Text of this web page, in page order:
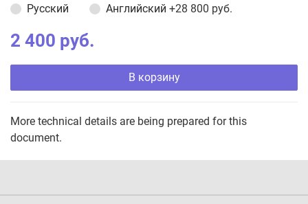
Русский
Английский +28 800 руб.
2 400 руб.
В корзину
More technical details are being prepared for this
document.